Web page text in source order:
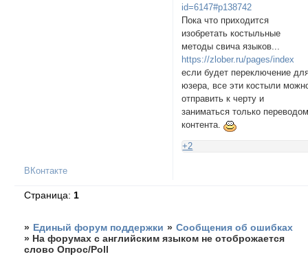
id=6147#p138742
Пока что приходится
изобретать костыльные
методы свича языков...
https://zlober.ru/pages/index
если будет переключение
юзера, все эти костыли
отправить к черту и
заниматься только
контента.
+2
ВКонтакте
Страница:1
» Единый форум поддержки » Сообщения об ошибках
» На форумах с английским языком не отоброжается
слово Опрос/Poll